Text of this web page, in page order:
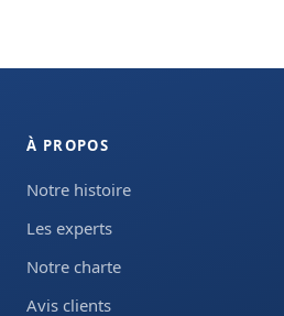
À PROPOS
Notre histoire
Les experts
Notre charte
Avis clients